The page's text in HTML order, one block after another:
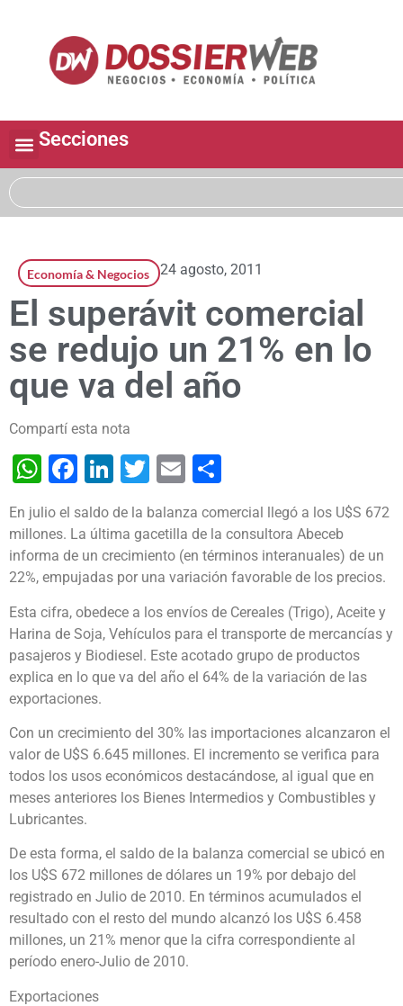
Secciones
Economía & Negocios 24 agosto, 2011
El superávit comercial
se redujo un 21% en lo
que va del año
Compartí esta nota
WhatsApp
Facebook
LinkedIn
Twitter
Email
En julio el saldo de la balanza comercial llegó a los U$S 672
millones. La última gacetilla de la consultora Abeceb
informa de un crecimiento (en términos interanuales) de un
22%, empujadas por una variación favorable de los precios.
Esta cifra, obedece a los envíos de Cereales (Trigo), Aceite y
Harina de Soja, Vehículos para el transporte de mercancías y
pasajeros y Biodiesel. Este acotado grupo de productos
explica en lo que va del año el 64% de la variación de las
exportaciones.
Con un crecimiento del 30% las importaciones alcanzaron el
valor de U$S 6.645 millones. El incremento se verifica para
todos los usos económicos destacándose, al igual que en
meses anteriores los Bienes Intermedios y Combustibles y
Lubricantes.
De esta forma, el saldo de la balanza comercial se ubicó en
los U$S 672 millones de dólares un 19% por debajo del
registrado en Julio de 2010. En términos acumulados el
resultado con el resto del mundo alcanzó los U$S 6.458
millones, un 21% menor que la cifra correspondiente al
período enero-Julio de 2010.
Exportaciones